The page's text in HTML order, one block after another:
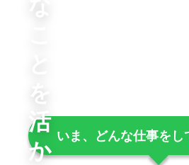
を
活
か
いま、どんな仕事をし